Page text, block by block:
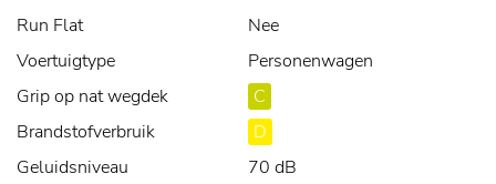
Run Flat
Nee
Voertuigtype
Personenwagen
Grip op nat wegdek
C
Brandstofverbruik
D
Geluidsniveau
70 dB